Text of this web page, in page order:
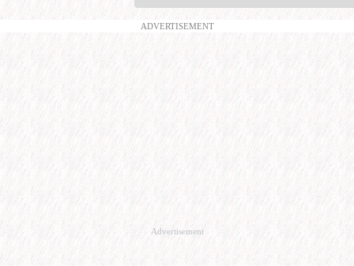
ADVERTISEMENT
Advertisement